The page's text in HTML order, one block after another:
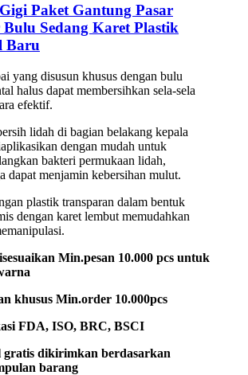
Paket Gantung Pasar
Bulu Sedang Karet Plastik
Baru
yang disusun khusus dengan bulu
halus dapat membersihkan sela-sela
efektif.
lidah di bagian belakang kepala
dengan mudah untuk
bakteri permukaan lidah,
dapat menjamin kebersihan mulut.
plastik transparan dalam bentuk
dengan karet lembut memudahkan
Min.pesan 10.000 pcs untuk
khusus Min.order 10.000pcs
FDA, ISO, BRC, BSCI
gratis dikirimkan berdasarkan
barang